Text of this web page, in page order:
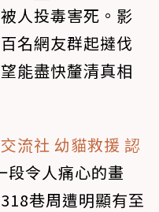
人投毒害死。影
名網友群起撻伐
能盡快釐清真相
交流社 幼貓救援 認
段令人痛心的畫
巷周遭明顯有至